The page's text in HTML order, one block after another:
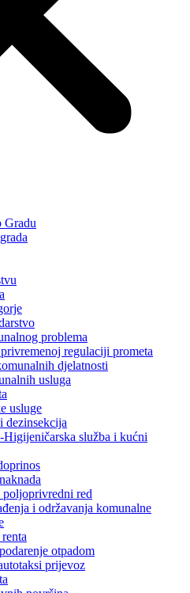
Gradu
problema
regulaciji prometa
djelatnosti
usluga
usluge
dezinsekcija
Higijeničarska služba i kućni
red
i održavanja komunalne
otpadom
prijevoz